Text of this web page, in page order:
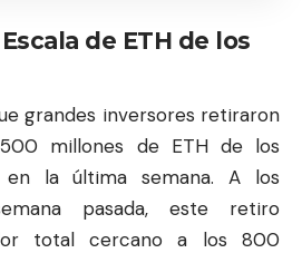
de ETH de los
grandes inversores retiraron
millones de ETHde los
en la última semana. A los
pasada, este retiro
total cercano a los 800